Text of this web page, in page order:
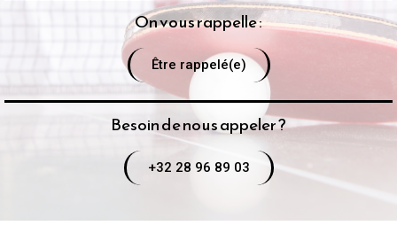
On vous rappelle :
Être rappelé(e)
Besoin de nous appeler ?
+32 28 96 89 03